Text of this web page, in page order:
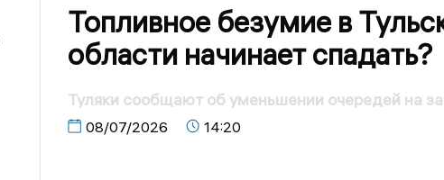
Топливное безумие в
области начинает спадать?
Туляки сообщают об уменьшении очередей на
08/07/2026 14:20